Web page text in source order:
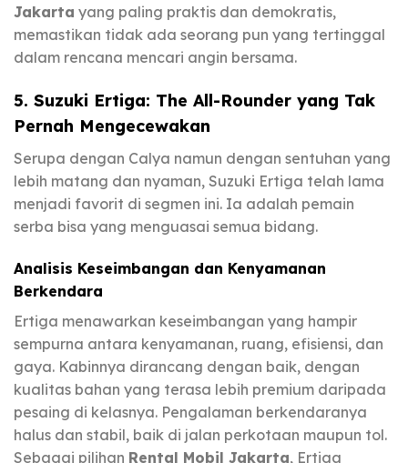
Jakarta yang paling praktis dan demokratis,
memastikan tidak ada seorang pun yang tertinggal
dalam rencana mencari angin bersama.
5. Suzuki Ertiga: The All-Rounder yang Tak
Pernah Mengecewakan
Serupa dengan Calya namun dengan sentuhan yang
lebih matang dan nyaman, Suzuki Ertiga telah lama
menjadi favorit di segmen ini. Ia adalah pemain
serba bisa yang menguasai semua bidang.
Analisis Keseimbangan dan Kenyamanan
Berkendara
Ertiga menawarkan keseimbangan yang hampir
sempurna antara kenyamanan, ruang, efisiensi, dan
gaya. Kabinnya dirancang dengan baik, dengan
kualitas bahan yang terasa lebih premium daripada
pesaing di kelasnya. Pengalaman berkendaranya
halus dan stabil, baik di jalan perkotaan maupun tol.
Sebagai pilihan Rental Mobil Jakarta, Ertiga